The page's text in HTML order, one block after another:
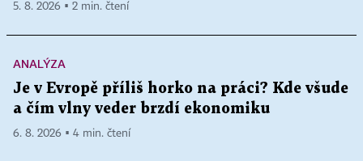
5. 8. 2026 ▪ 2 min. čtení
ANALÝZA
Je v Evropě příliš horko na práci? Kde všude
a čím vlny veder brzdí ekonomiku
6. 8. 2026 ▪ 4 min. čtení